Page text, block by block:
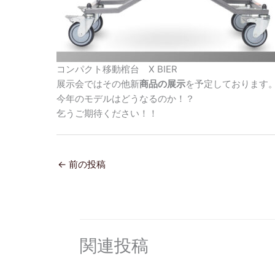
コンパクト移動棺台 X BIER
展示会ではその他新商品の展示を予定しております
今年のモデルはどうなるのか！？
乞うご期待ください！！
← 前の投稿
関連投稿